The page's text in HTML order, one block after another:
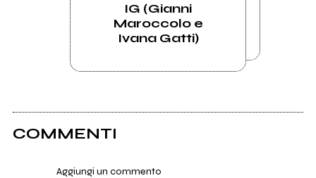
IG (Gianni
Maroccolo e
Ivana Gatti)
COMMENTI
Aggiungi un commento